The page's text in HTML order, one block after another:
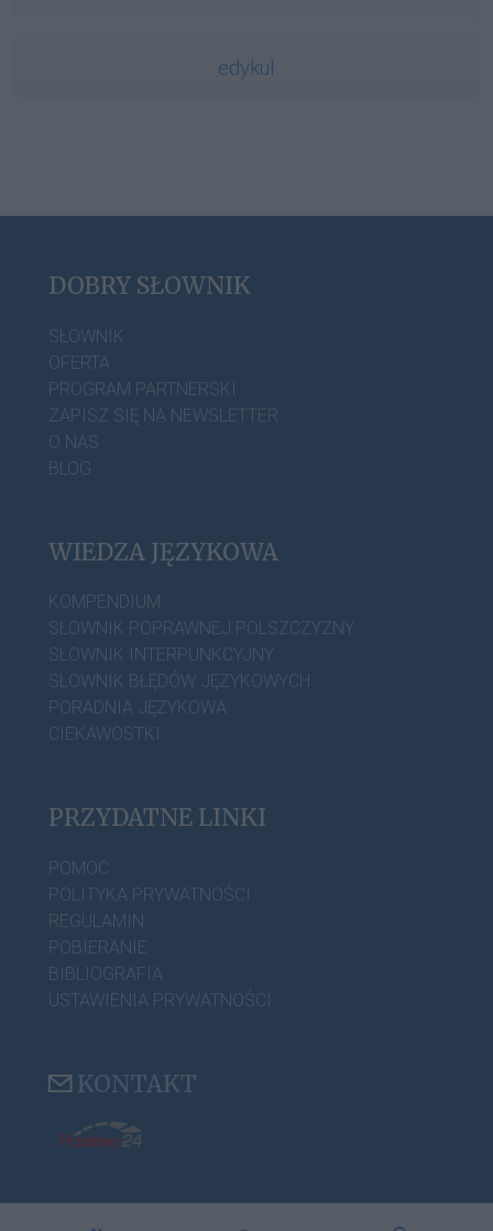
edykuł
DOBRY SŁOWNIK
SŁOWNIK
OFERTA
PROGRAM PARTNERSKI
ZAPISZ SIĘ NA NEWSLETTER
O NAS
BLOG
WIEDZA JĘZYKOWA
KOMPENDIUM
SŁOWNIK POPRAWNEJ POLSZCZYZNY
SŁOWNIK INTERPUNKCYJNY
SŁOWNIK BŁĘDÓW JĘZYKOWYCH
PORADNIA JĘZYKOWA
CIEKAWOSTKI
PRZYDATNE LINKI
POMOC
POLITYKA PRYWATNOŚCI
REGULAMIN
POBIERANIE
BIBLIOGRAFIA
USTAWIENIA PRYWATNOŚCI
KONTAKT